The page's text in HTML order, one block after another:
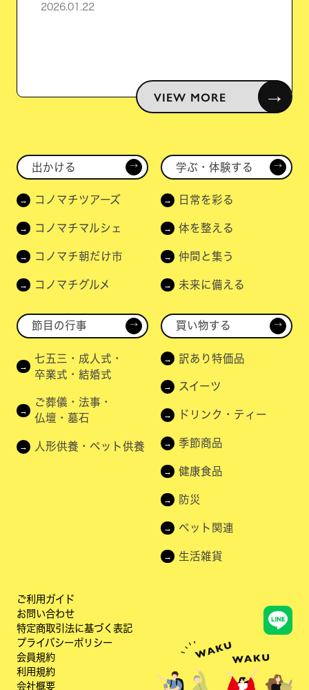
2026.01.22
VIEW MORE →
出かける →
コノマチツアーズ
コノマチマルシェ
コノマチ朝だけ市
コノマチグルメ
学ぶ・体験する →
日常を彩る
体を整える
仲間と集う
未来に備える
節目の行事 →
七五三・成人式・
卒業式・結婚式
ご葬儀・法事・
仏壇・墓石
人形供養・ペット供養
買い物する →
訳あり特価品
スイーツ
ドリンク・ティー
季節商品
健康食品
防災
ペット関連
生活雑貨
ご利用ガイド
お問い合わせ
特定商取引法に基づく表記
プライバシーポリシー
会員規約
利用規約
会社概要